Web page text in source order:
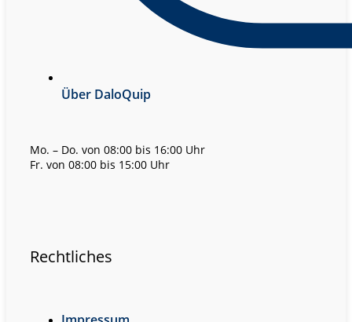
Über DaloQuip
Mo. – Do. von 08:00 bis 16:00 Uhr
Fr. von 08:00 bis 15:00 Uhr
Rechtliches